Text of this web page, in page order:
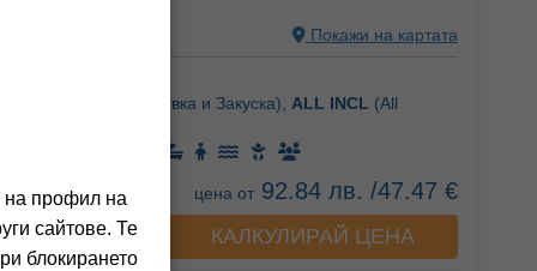
Покажи на картата
(Нощувка и Закуска), ALL INCL (All
цена от92.84 лв. /47.47 €
хотела КАЛКУЛИРАЙ ЦЕНА
на профил на
сайтове. Те
блокирането